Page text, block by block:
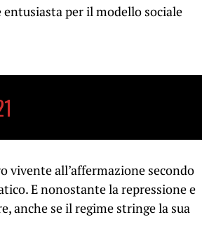
per il modello sociale
vivente all’affermazione secondo
E nonostante la repressione e
anche se il regime stringe la sua